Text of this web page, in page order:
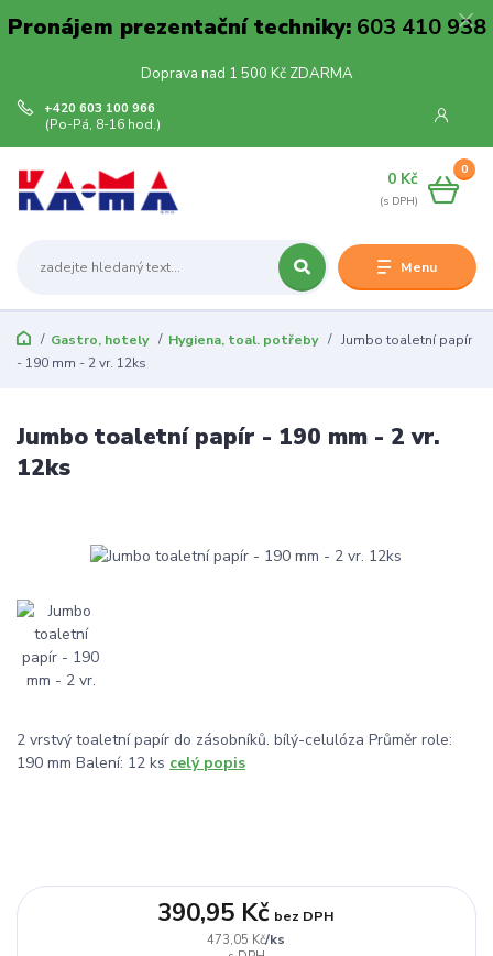
Pronájem prezentační techniky:603 410 938
Doprava nad 1 500 Kč ZDARMA
Menu
+420 603 100 966
(Po-Pá, 8-16 hod.)
0
0 Kč
Gastro, hotely Hygiena, toal. potřeby
Jumbo toaletní papír
- 190 mm - 2 vr. 12ks
Jumbo toaletní papír - 190 mm - 2 vr.
12ks
2 vrstvý toaletní papír do zásobníků. bílý-celulóza Průměr role:
190 mm Balení: 12 ks celý popis
473,05 Kč/ks
390,95 Kč bez DPH